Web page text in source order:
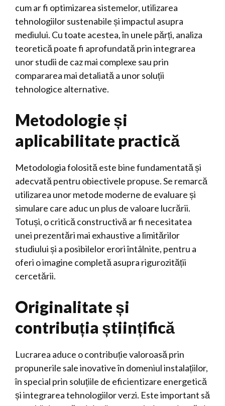
cum ar fi optimizarea sistemelor, utilizarea
tehnologiilor sustenabile și impactul asupra
mediului. Cu toate acestea, în unele părți, analiza
teoretică poate fi aprofundată prin integrarea
unor studii de caz mai complexe sau prin
compararea mai detaliată a unor soluții
tehnologice alternative.
Metodologie și
aplicabilitate practică
Metodologia folosită este bine fundamentată și
adecvată pentru obiectivele propuse. Se remarcă
utilizarea unor metode moderne de evaluare și
simulare care aduc un plus de valoare lucrării.
Totuși, o critică constructivă ar fi necesitatea
unei prezentări mai exhaustive a limitărilor
studiului și a posibilelor erori întâlnite, pentru a
oferi o imagine completă asupra rigurozității
cercetării.
Originalitate și
contribuția științifică
Lucrarea aduce o contribuție valoroasă prin
propunerile sale inovative în domeniul instalațiilor,
în special prin soluțiile de eficientizare energetică
și integrarea tehnologiilor verzi. Este important să